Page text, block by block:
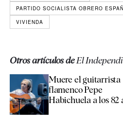
PARTIDO SOCIALISTA OBRERO
VIVIENDA
Otros artículos deEl
Muere el guitarrista
flamenco Pepe
Habichuela a los 82